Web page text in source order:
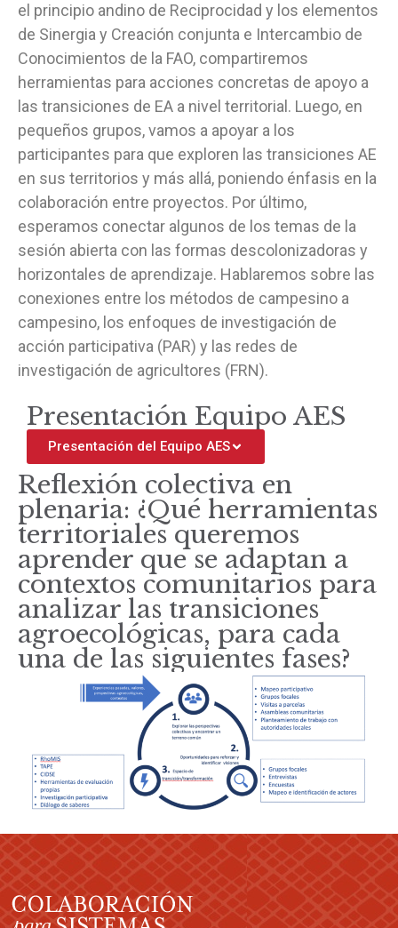
el principio andino de Reciprocidad y los elementos
de Sinergia y Creación conjunta e Intercambio de
Conocimientos de la FAO, compartiremos
herramientas para acciones concretas de apoyo a
las transiciones de EA a nivel territorial. Luego, en
pequeños grupos, vamos a apoyar a los
participantes para que exploren las transiciones AE
en sus territorios y más allá, poniendo énfasis en la
colaboración entre proyectos. Por último,
esperamos conectar algunos de los temas de la
sesión abierta con las formas descolonizadoras y
horizontales de aprendizaje. Hablaremos sobre las
conexiones entre los métodos de campesino a
campesino, los enfoques de investigación de
acción participativa (PAR) y las redes de
investigación de agricultores (FRN).
Presentación Equipo AES
Presentación del Equipo AES
Reflexión colectiva en
plenaria: ¿Qué herramientas
territoriales queremos
aprender que se adaptan a
contextos comunitarios para
analizar las transiciones
agroecológicas, para cada
una de las siguientes fases?